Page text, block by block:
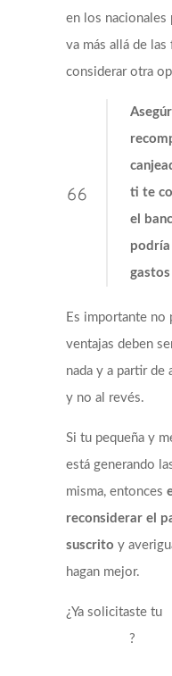
en los nacionales
va más allá de las
considerar otra
ti te
el
Es importante no
ventajas deben
nada y a partir de
y no al revés.
Si tu pequeña y
está generando
misma, entonces
reconsiderar el
suscrito y
hagan mejor.
¿Ya solicitaste tu
?